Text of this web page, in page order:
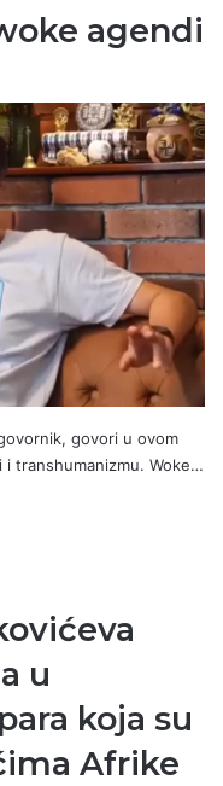
agendi
govori u ovom
transhumanizmu. Woke…
u
koja su
Afrike